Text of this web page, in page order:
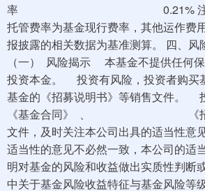
率 0.21% 注：基金
托管费率为基金现行费率，其他运作费
报披露的相关数据为基准测算。 四、风
（一） 风险揭示 本基金不提供任何
投资本金。 投资有风险，投资者购买
基金的《招募说明书》等销售文件。
《基金合同》 、 《招募
文件，及时关注本公司出具的适当性意
适当性的意见不必然一致，本公司的适
明对基金的风险和收益做出实质性判断
中关于基金风险收益特征与基金风险等